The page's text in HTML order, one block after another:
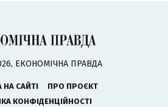
ЕКОНОМІЧНА ПРАВДА
НА САЙТІ
ПРО ПРОЄКТ
КОНФІДЕНЦІЙНОСТІ